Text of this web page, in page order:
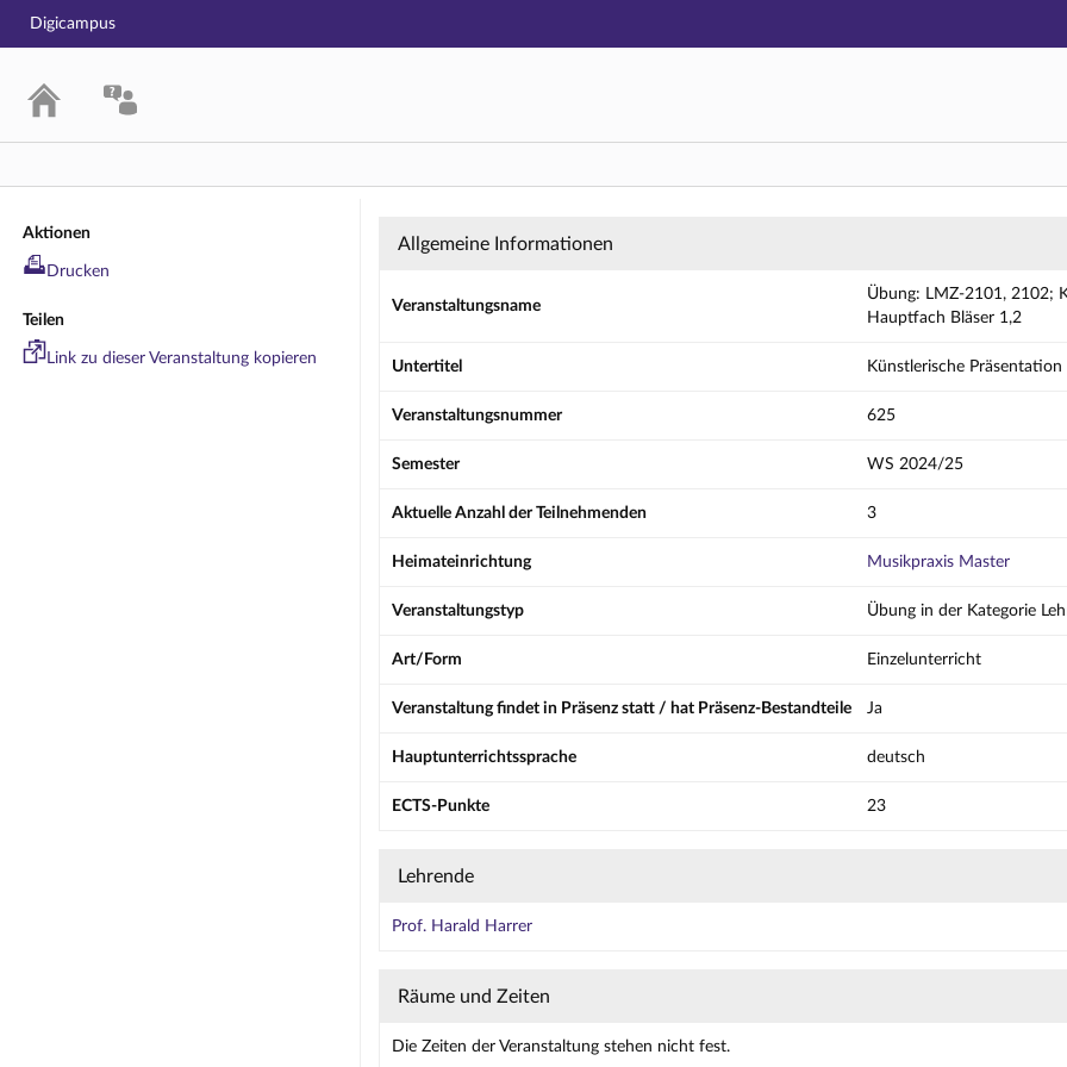
Hauptnavigation
Digicampus
Aktionen
Drucken
Teilen
Link zu dieser Veranstaltung kopieren
Übung: LMZ-2101, 2102; Künstlerisches Hauptfach
Allgemeine Informationen
Veranstaltungsname
Übung: LMZ-2101, 2102;
Hauptfach Bläser 1,2
Untertitel Künstlerische Präsentation
Veranstaltungsnummer 625
Semester WS 2024/25
Aktuelle Anzahl der Teilnehmenden 3
Heimateinrichtung Musikpraxis Master
Veranstaltungstyp Übung in der Kategorie
Art/Form Einzelunterricht
Veranstaltung findet in Präsenz statt / hat Präsenz-Bestandteile Ja
Hauptunterrichtssprache deutsch
ECTS-Punkte 23
Lehrende
Prof. Harald Harrer
Räume und Zeiten
Die Zeiten der Veranstaltung stehen nicht fest.